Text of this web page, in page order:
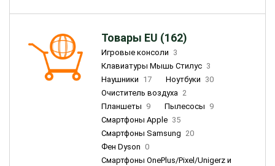
Товары EU (162)
Игровые консоли 3
Клавиатуры Мышь Стилус 3
Наушники 17 Ноутбуки 30
Очиститель воздуха 2
Планшеты 9 Пылесосы 9
Смартфоны Apple 35
Смартфоны Samsung 20
Фен Dyson 0
Смартфоны OnePlus/Pixel/Unigerz и